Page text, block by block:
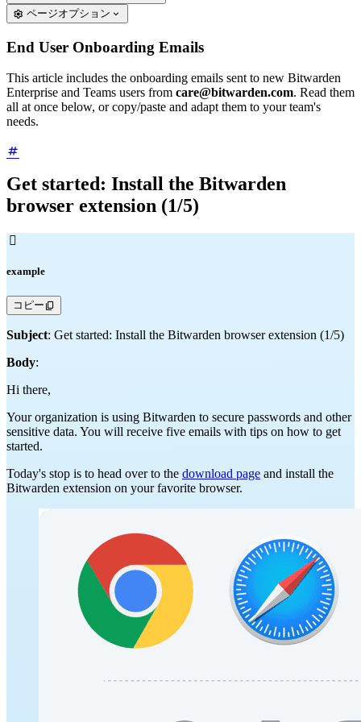
ページオプション
End User Onboarding Emails
This article includes the onboarding emails sent to new Bitwarden
Enterprise and Teams users from care@bitwarden.com. Read them
all at once below, or copy/paste and adapt them to your team's
needs.
Get started: Install the Bitwarden
browser extension (1/5)

example
コピー
Subject: Get started: Install the Bitwarden browser extension (1/5)
Body:
Hi there,
Your organization is using Bitwarden to secure passwords and other
sensitive data. You will receive five emails with tips on how to get
started.
Today's stop is to head over to the download page and install the
Bitwarden extension on your favorite browser.